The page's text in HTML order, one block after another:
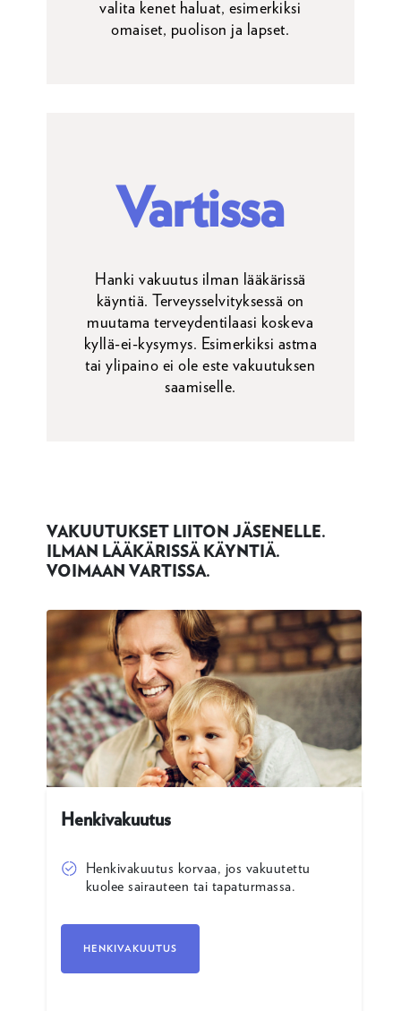
valita kenet haluat, esimerkiksi
omaiset, puolison ja lapset.
Vartissa
Hanki vakuutus ilman lääkärissä
käyntiä. Terveysselvityksessä on
muutama terveydentilaasi koskeva
kyllä-ei-kysymys. Esimerkiksi astma
tai ylipaino ei ole este vakuutuksen
saamiselle.
VAKUUTUKSET LIITON JÄSENELLE.
ILMAN LÄÄKÄRISSÄ KÄYNTIÄ.
VOIMAAN VARTISSA.
Henkivakuutus
Henkivakuutus korvaa, jos vakuutettu
kuolee sairauteen tai tapaturmassa.
HENKIVAKUUTUS